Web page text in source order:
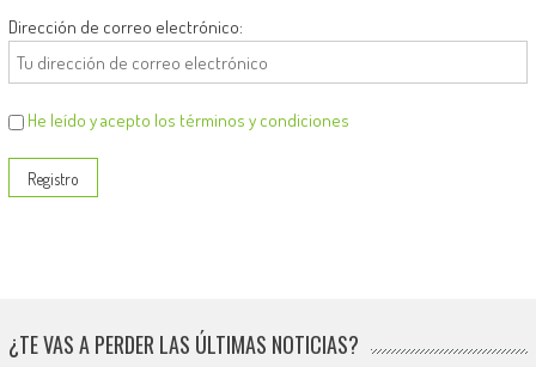
Dirección de correo electrónico:
He leído y acepto los términos y condiciones
¿TE VAS A PERDER LAS ÚLTIMAS NOTICIAS?